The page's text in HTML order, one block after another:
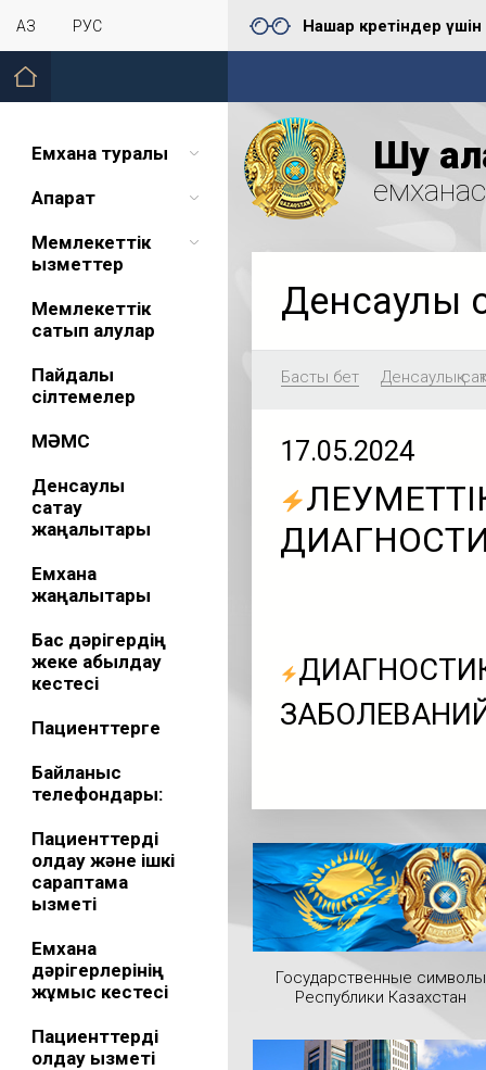
ҚАЗ РУС Нашар көретіндер үшін
Емхана туралы
Ақпарат
Мемлекеттік
қызметтер
Мемлекеттік
сатып алулар
Пайдалы
сілтемелер
МӘМС
Денсаулық
сақтау
жаңалықтары
Емхана
жаңалықтары
Бас дәрігердің
жеке қабылдау
кестесі
Пациенттерге
Байланыс
телефондары:
Пациенттерді
қолдау және ішкі
сараптама
қызметі
Емхана
дәрігерлерінің
жұмыс кестесі
Пациенттерді
қолдау қызметі
Шу
Денсаулық
Басты бет Денсаулық
17.05.2024
Государственные символы
Республики Казахстан